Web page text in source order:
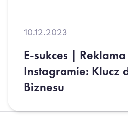
10.12.2023
E-sukces |
Instagramie: Klucz
Biznesu